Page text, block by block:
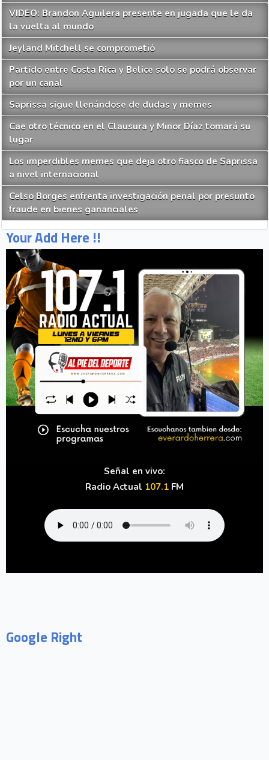
VIDEO: Brandon Aguilera presente en jugada que le da
la vuelta al mundo
Jeyland Mitchell se comprometió
Partido entre Costa Rica y Belice solo se podrá observar
por un canal
Saprissa sigue llenándose de dudas y memes
Cae otro técnico en el Clausura y Minor Díaz tomará su
lugar
Los imperdibles memes que deja otro fiasco de Saprissa
a nivel internacional
Celso Borges enfrenta investigación penal por presunto
fraude en bienes gananciales
Your Add Here !!
Señal en vivo:
Radio Actual 107.1 FM
Google Right